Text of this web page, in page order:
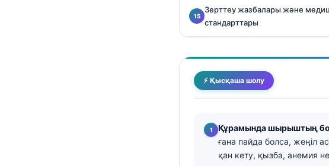
Зерттеу жазбалары және
стандарттары
⚡ Қысқаша шолу
Құрамында шырыштың
ғана пайда болса, жеңіл
қан кету, қызба, анемия